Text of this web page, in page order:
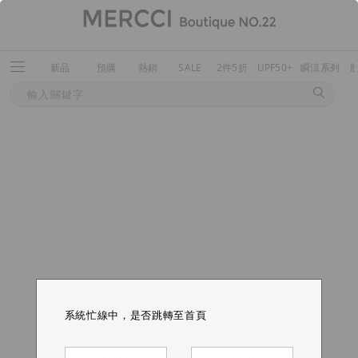
新品 預購 熱銷 SALE 2件5折 UPF50+ 瞬涼系列
系統忙線中，是否跳轉至首頁
系統忙線中，是否跳轉至首頁
系統忙線中，是否跳轉至首頁
系統忙線中，是否跳轉至首頁
系統忙線中，是否跳轉至首頁